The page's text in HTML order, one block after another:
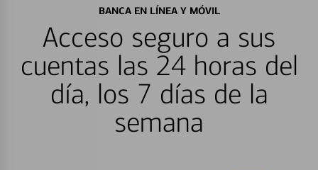
BANCA EN LÍNEA Y MÓVIL
Acceso seguro a sus
cuentas las 24 horas del
día, los 7 días de la
semana